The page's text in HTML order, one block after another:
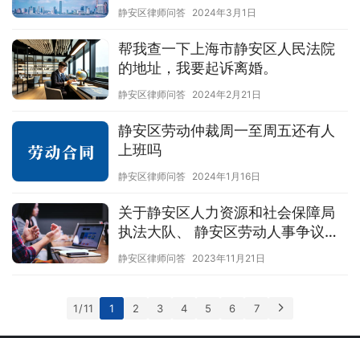
静安区律师问答 2024年3月1日
帮我查一下上海市静安区人民法院
的地址，我要起诉离婚。
静安区律师问答 2024年2月21日
静安区劳动仲裁周一至周五还有人
上班吗
静安区律师问答 2024年1月16日
关于静安区人力资源和社会保障局
执法大队、 静安区劳动人事争议仲
裁院窗口设置调整的通知
静安区律师问答 2023年11月21日
1 / 11 1 2 3 4 5 6 7